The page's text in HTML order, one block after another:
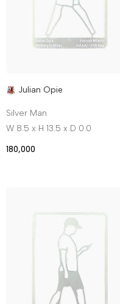
Julian Opie
Silver Man
W 8.5 x H 13.5 x D 0.0
180,000